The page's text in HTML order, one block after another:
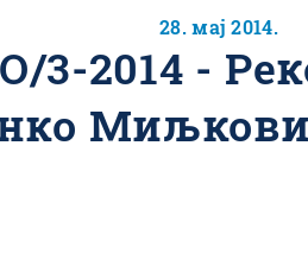
28. мај 2014.
3-2014 -